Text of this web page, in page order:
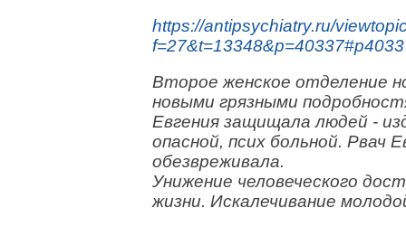
https://antipsychiatry.ru/
Второе женское отделение
новыми грязными
Евгения защищала людей -
опасной, псих больной. Рвач
обезвреживала.
Унижение человеческого
жизни. Искалечивание